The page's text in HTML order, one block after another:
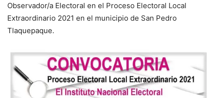
Observador/a Electoral en el Proceso Electoral Local
Extraordinario 2021 en el municipio de San Pedro
Tlaquepaque.